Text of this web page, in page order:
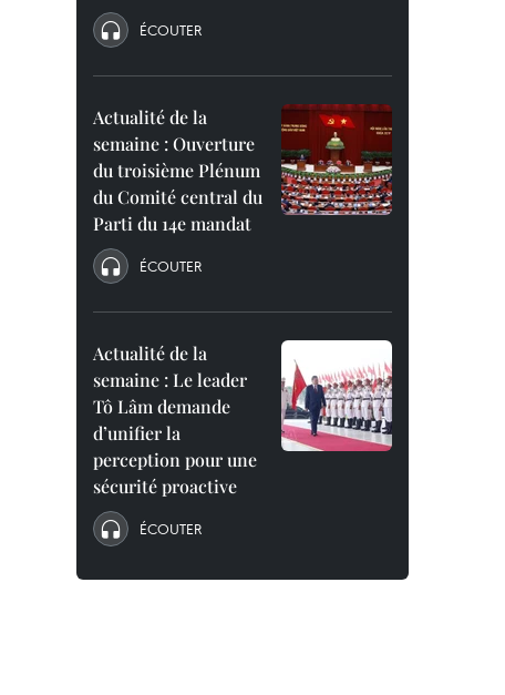
ÉCOUTER
Actualité de la
semaine : Ouverture
du troisième Plénum
du Comité central du
Parti du 14e mandat
ÉCOUTER
Actualité de la
semaine : Le leader
Tô Lâm demande
d’unifier la
perception pour une
sécurité proactive
ÉCOUTER